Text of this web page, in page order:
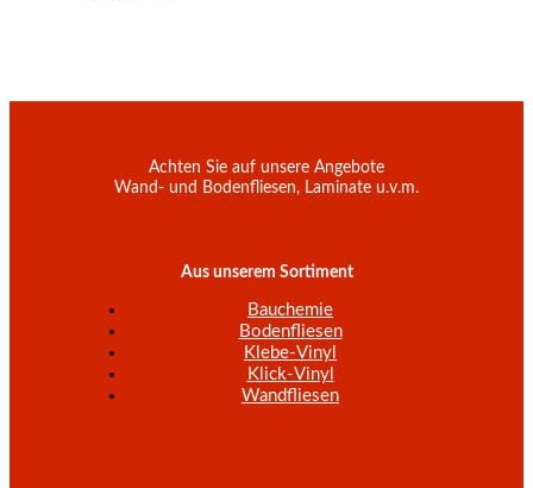
Achten Sie auf unsere Angebote
Wand- und Bodenfliesen, Laminate u.v.m.
Aus unserem Sortiment
Bauchemie
Bodenfliesen
Klebe-Vinyl
Klick-Vinyl
Wandfliesen